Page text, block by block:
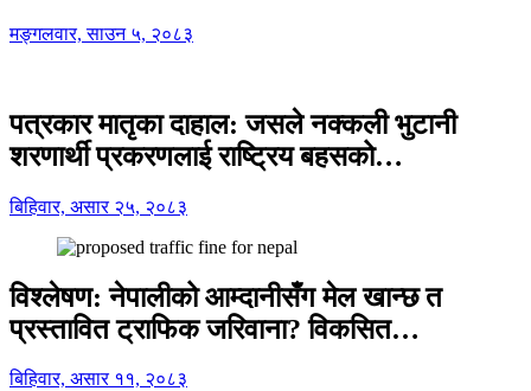
मङ्गलवार, साउन ५, २०८३
पत्रकार मातृका दाहाल: जसले नक्कली भुटानी
शरणार्थी प्रकरणलाई राष्ट्रिय बहसको…
बिहिवार, असार २५, २०८३
विश्लेषण: नेपालीको आम्दानीसँग मेल खान्छ त
प्रस्तावित ट्राफिक जरिवाना? विकसित…
बिहिवार, असार ११, २०८३